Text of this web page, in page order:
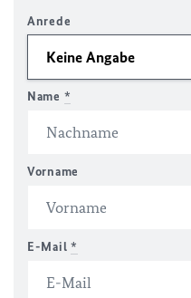
Anrede
Name *
Vorname
E-Mail *